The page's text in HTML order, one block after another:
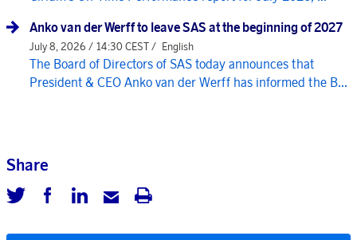
Anko van der Werff to leave SAS at the beginning of 2027
July 8, 2026 / 14:30 CEST / English
The Board of Directors of SAS today announces that
President & CEO Anko van der Werff has informed the B...
Share